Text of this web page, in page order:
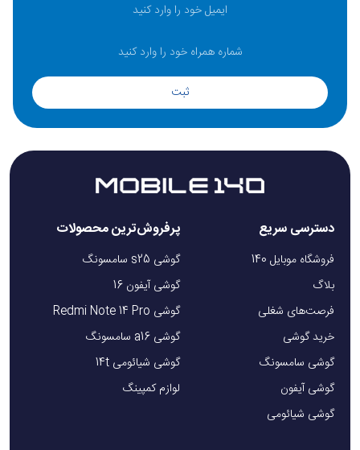
ثبت
دسترسی سریع
فروشگاه موبایل 140
بلاگ
فرصت‌های شغلی
خرید گوشی
گوشی سامسونگ
گوشی آیفون
گوشی شیائومی
پرفروش‌ترین محصولات
گوشی s25 سامسونگ
گوشی آیفون 16
گوشی Redmi Note 14 Pro
گوشی a16 سامسونگ
گوشی شیائومی 14t
لوازم کمپینگ